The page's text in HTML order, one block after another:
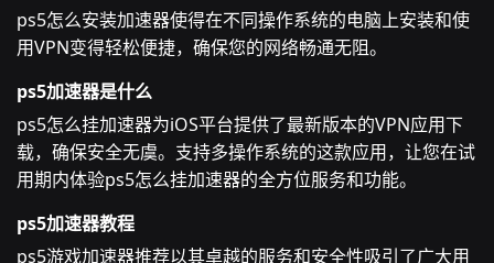
ps5怎么安装加速器使得在不同操作系统的电脑上安装和使
用VPN变得轻松便捷，确保您的网络畅通无阻。
ps5加速器是什么
ps5怎么挂加速器为iOS平台提供了最新版本的VPN应用下
载，确保安全无虞。支持多操作系统的这款应用，让您在试
用期内体验ps5怎么挂加速器的全方位服务和功能。
ps5加速器教程
ps5游戏加速器推荐以其卓越的服务和安全性吸引了广大用